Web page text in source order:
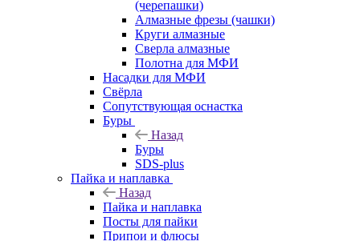
(черепашки)
Алмазные фрезы (чашки)
Круги алмазные
Сверла алмазные
Полотна для МФИ
Насадки для МФИ
Свёрла
Сопутствующая оснастка
Буры
Назад
Буры
SDS-plus
Пайка и наплавка
Назад
Пайка и наплавка
Посты для пайки
Припои и флюсы